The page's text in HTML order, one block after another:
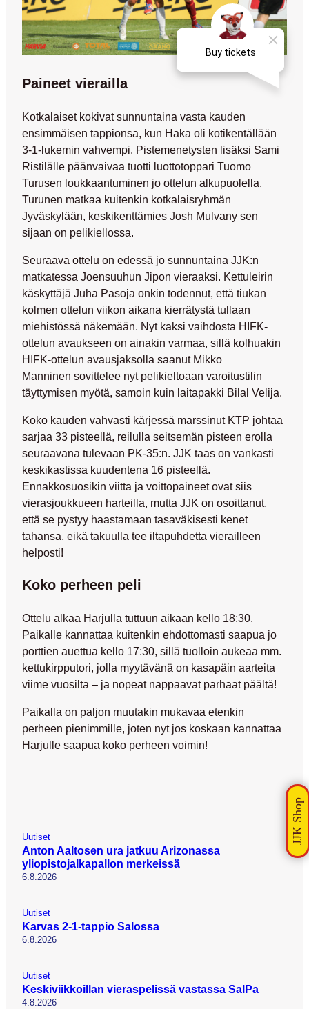
Paineet vierailla
Kotkalaiset kokivat sunnuntaina vasta kauden
ensimmäisen tappionsa, kun Haka oli kotikentällään
3-1-lukemin vahvempi. Pistemenetysten lisäksi Sami
Ristilälle päänvaivaa tuotti luottotoppari Tuomo
Turusen loukkaantuminen jo ottelun alkupuolella.
Turunen matkaa kuitenkin kotkalaisryhmän
Jyväskylään, keskikenttämies Josh Mulvany sen
sijaan on pelikiellossa.
Seuraava ottelu on edessä jo sunnuntaina JJK:n
matkatessa Joensuuhun Jipon vieraaksi. Kettuleirin
käskyttäjä Juha Pasoja onkin todennut, että tiukan
kolmen ottelun viikon aikana kierrätystä tullaan
miehistössä näkemään. Nyt kaksi vaihdosta HIFK-
ottelun avaukseen on ainakin varmaa, sillä kolhuakin
HIFK-ottelun avausjaksolla saanut Mikko
Manninen sovittelee nyt pelikieltoaan varoitustilin
täyttymisen myötä, samoin kuin laitapakki Bilal Velija.
Koko kauden vahvasti kärjessä marssinut KTP johtaa
sarjaa 33 pisteellä, reilulla seitsemän pisteen erolla
seuraavana tulevaan PK-35:n. JJK taas on vankasti
keskikastissa kuudentena 16 pisteellä.
Ennakkosuosikin viitta ja voittopaineet ovat siis
vierasjoukkueen harteilla, mutta JJK on osoittanut,
että se pystyy haastamaan tasaväkisesti kenet
tahansa, eikä takuulla tee iltapuhdetta vierailleen
helposti!
Koko perheen peli
Ottelu alkaa Harjulla tuttuun aikaan kello 18:30.
Paikalle kannattaa kuitenkin ehdottomasti saapua jo
porttien auettua kello 17:30, sillä tuolloin aukeaa mm.
kettukirpputori, jolla myytävänä on kasapäin aarteita
viime vuosilta – ja nopeat nappaavat parhaat päältä!
Paikalla on paljon muutakin mukavaa etenkin
perheen pienimmille, joten nyt jos koskaan kannattaa
Harjulle saapua koko perheen voimin!
Uutiset
Anton Aaltosen ura jatkuu Arizonassa
yliopistojalkapallon merkeissä
6.8.2026
Uutiset
Karvas 2-1-tappio Salossa
6.8.2026
Uutiset
Keskiviikkoillan vieraspelissä vastassa SalPa
4.8.2026